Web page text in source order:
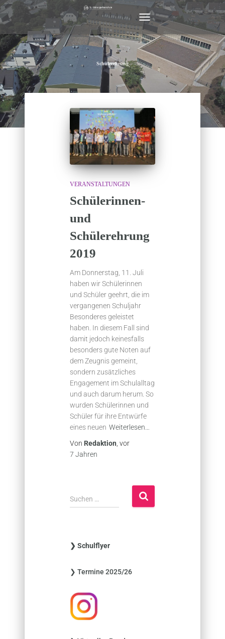
NAVIGATION
UMSCHALTEN
Schülerehrung
VERANSTALTUNGEN
Schülerinnen-
und
Schülerehrung
2019
Am Donnerstag, 11. Juli
haben wir Schülerinnen
und Schüler geehrt, die im
vergangenen Schuljahr
Besonderes geleistet
haben. In diesem Fall sind
damit jedoch keinesfalls
besonders gute Noten auf
dem Zeugnis gemeint,
sondern zusätzliches
Engagement im Schulalltag
und auch darum herum. So
wurden Schülerinnen und
Schüler für ihre Entwürfe
eines neuen Weiterlesen…
Von Redaktion, vor
7 Jahren
S
u
n
a
h
:
Suchen …
❯ Schulflyer
❯ Termine 2025/26